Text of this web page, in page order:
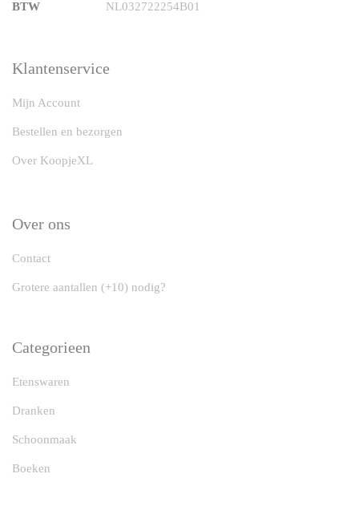
BTW
NL032722254B01
Klantenservice
Mijn Account
Bestellen en bezorgen
Over KoopjeXL
Over ons
Contact
Grotere aantallen (+10) nodig?
Categorieen
Etenswaren
Dranken
Schoonmaak
Boeken